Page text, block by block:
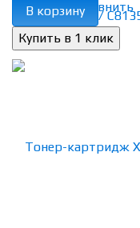
избранное сравнить
В корзину